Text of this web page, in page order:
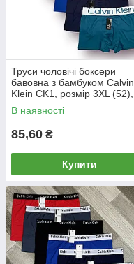
Труси чоловічі боксери
бавовна з бамбуком Calvin
Klein CK1, розмір 3XL (52),
асорті, 03216
В наявності
85,60 ₴
Купити